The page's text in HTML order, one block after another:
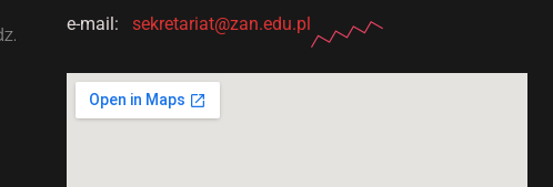
e-mail:sekretariat@zan.edu.pl